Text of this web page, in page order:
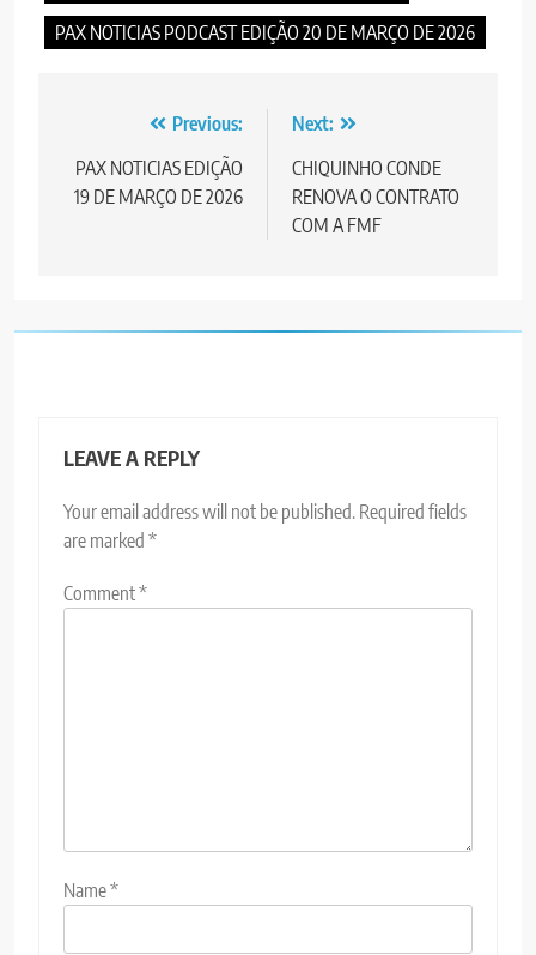
PAX NOTICIAS PODCAST EDIÇÃO 20 DE MARÇO DE 2026
navigation
Previous:
PAX NOTICIAS EDIÇÃO
19 DE MARÇO DE 2026
Next:
CHIQUINHO CONDE
RENOVA O CONTRATO
COM A FMF
LEAVE A REPLY
Your email address will not be published. Required fields
are marked *
Comment*
Name*